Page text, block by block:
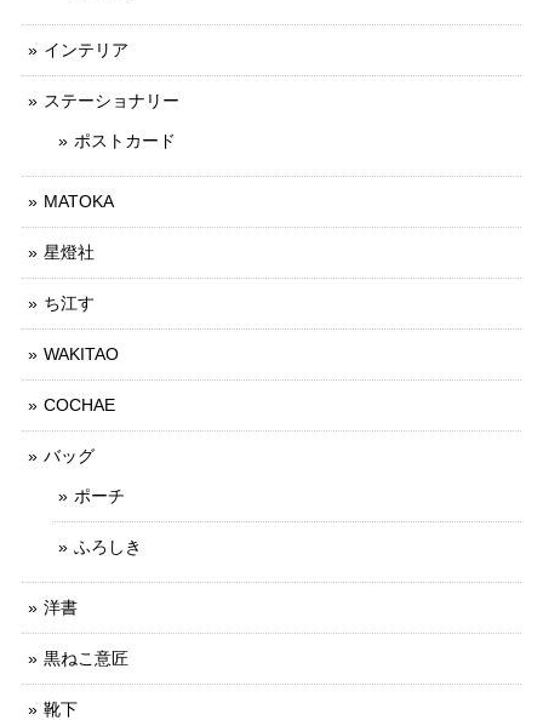
インテリア
ステーショナリー
ポストカード
MATOKA
星燈社
ち江す
WAKITAO
COCHAE
バッグ
ポーチ
ふろしき
洋書
黒ねこ意匠
靴下